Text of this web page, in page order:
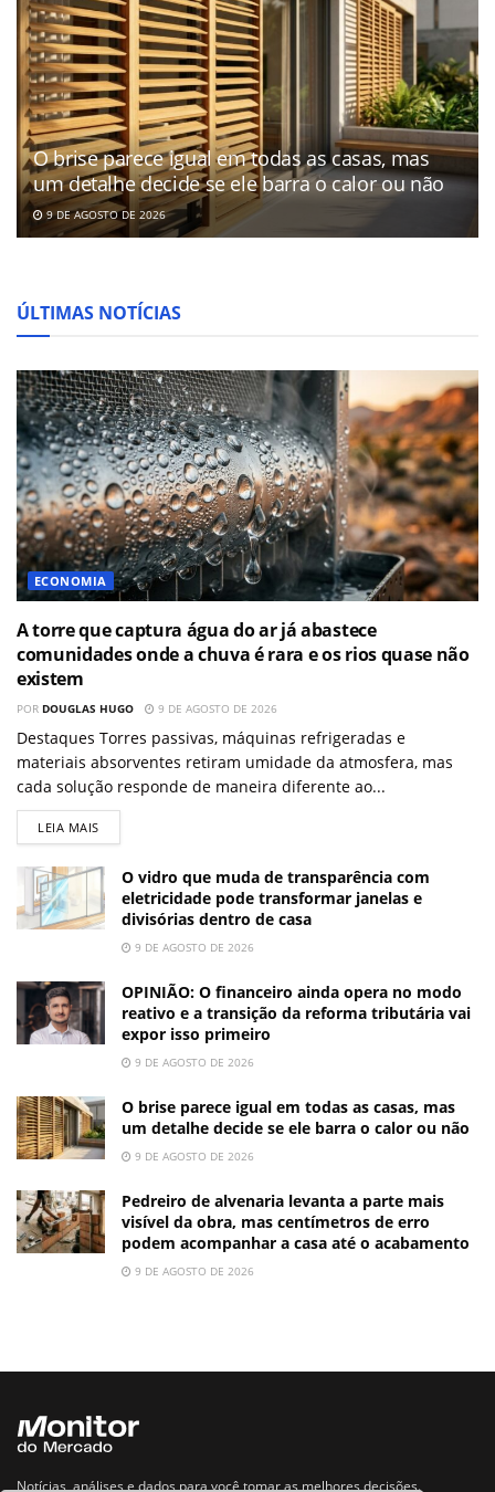
O brise parece igual em todas as casas, mas
um detalhe decide se ele barra o calor ou não
9 DE AGOSTO DE 2026
ÚLTIMAS NOTÍCIAS
ECONOMIA
A torre que captura água do ar já abastece
comunidades onde a chuva é rara e os rios quase não
existem
POR DOUGLAS HUGO 9 DE AGOSTO DE 2026
Destaques Torres passivas, máquinas refrigeradas e
materiais absorventes retiram umidade da atmosfera, mas
cada solução responde de maneira diferente ao...
LEIA MAIS
O vidro que muda de transparência com
eletricidade pode transformar janelas e
divisórias dentro de casa
9 DE AGOSTO DE 2026
OPINIÃO: O financeiro ainda opera no modo
reativo e a transição da reforma tributária vai
expor isso primeiro
9 DE AGOSTO DE 2026
O brise parece igual em todas as casas, mas
um detalhe decide se ele barra o calor ou não
9 DE AGOSTO DE 2026
Pedreiro de alvenaria levanta a parte mais
visível da obra, mas centímetros de erro
podem acompanhar a casa até o acabamento
9 DE AGOSTO DE 2026
Notícias, análises e dados para você tomar as melhores decisões.